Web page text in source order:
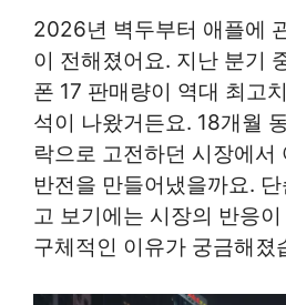
2026년 벽두부터 애플에
이 전해졌어요. 지난 분기
폰 17 판매량이 역대 최고
석이 나왔거든요. 18개월
락으로 고전하던 시장에서
반전을 만들어냈을까요.
고 보기에는 시장의 반응
구체적인 이유가 궁금해졌